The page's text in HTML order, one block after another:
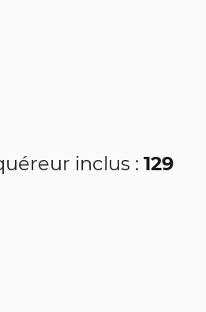
inclus : 129